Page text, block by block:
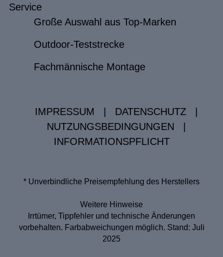
Service
Große Auswahl aus Top-Marken
Outdoor-Teststrecke
Fachmännische Montage
IMPRESSUM DATENSCHUTZ
NUTZUNGSBEDINGUNGEN
INFORMATIONSPFLICHT
* Unverbindliche Preisempfehlung des Herstellers
Weitere Hinweise
Irrtümer, Tippfehler und technische Änderungen
vorbehalten. Farbabweichungen möglich. Stand: Juli
2025